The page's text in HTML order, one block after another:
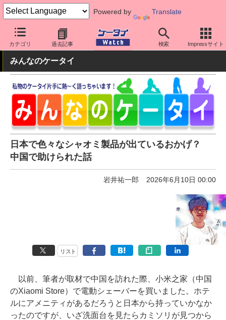
Powered by Translate
カテゴリ 過去記事 検索 Impressサイト
ケータイ Watch OS Android シャオミ
みんなのケータイ
日本で色々なシャオミ製品が出ているおかげ？
中国で助けられた話
岩井祐一郎 2026年6月10日 00:00
リスト
以前、筆者が取材で中国を訪れた際、小米之家（中国
のXiaomi Store）で電動シェーバーを買いました。ホテ
ルにアメニティがあるだろうと日本から持っていかなか
ったのですが、いざ洗面台を見たらカミソリが見つから